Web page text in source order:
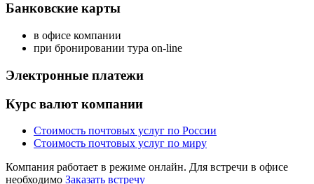
Банковские карты
в офисе компании
при бронировании тура on-line
Электронные платежи
Курс валют компании
Стоимость почтовых услуг по России
Стоимость почтовых услуг по миру
Компания работает в режиме онлайн. Для встречи в офисе
необходимо Заказать встречу